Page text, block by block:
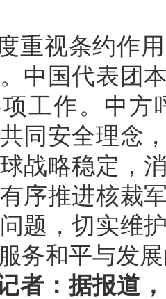
重视条约作
中国代表团
工作。中方
同安全理念
战略稳定，
序推进核裁
题，切实维
务和平与发
者：据报道